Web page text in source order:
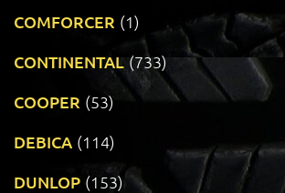
COMFORCER (1)
CONTINENTAL (733)
COOPER (53)
DEBICA (114)
DUNLOP (153)